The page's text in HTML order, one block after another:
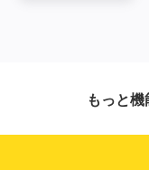
もっと